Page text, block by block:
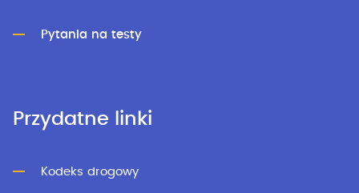
Pytania na testy
Przydatne linki
Kodeks drogowy